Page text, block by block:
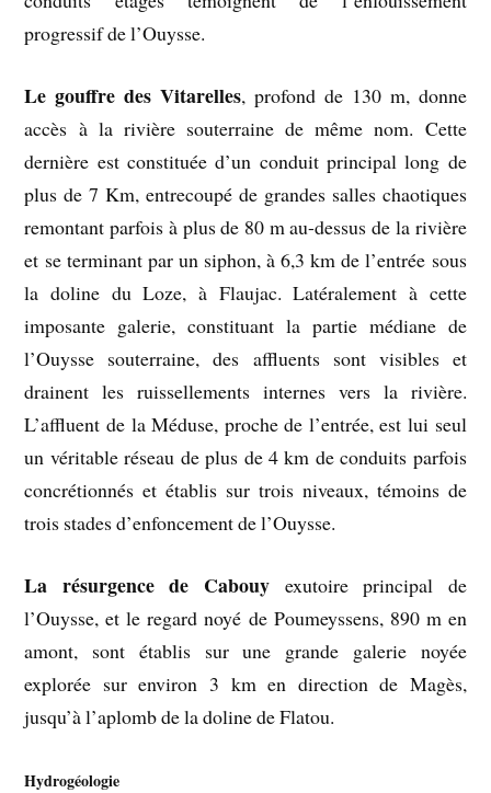
progressif de l’Ouysse.
Le gouffre des Vitarelles, profond de 130 m, donne
accès à la rivière souterraine de même nom. Cette
dernière est constituée d’un conduit principal long de
plus de 7 Km, entrecoupé de grandes salles chaotiques
remontant parfois à plus de 80 m au-dessus de la rivière
et se terminant par un siphon, à 6,3 km de l’entrée sous
la doline du Loze, à Flaujac. Latéralement à cette
imposante galerie, constituant la partie médiane de
l’Ouysse souterraine, des affluents sont visibles et
drainent les ruissellements internes vers la rivière.
L’affluent de la Méduse, proche de l’entrée, est lui seul
un véritable réseau de plus de 4 km de conduits parfois
concrétionnés et établis sur trois niveaux, témoins de
trois stades d’enfoncement de l’Ouysse.
La résurgence de Cabouy exutoire principal de
l’Ouysse, et le regard noyé de Poumeyssens, 890 m en
amont, sont établis sur une grande galerie noyée
explorée sur environ 3 km en direction de Magès,
jusqu’à l’aplomb de la doline de Flatou.
Hydrogéologie